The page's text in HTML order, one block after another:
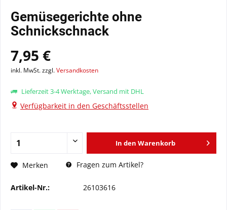
Gemüsegerichte ohne
Schnickschnack
7,95 €
inkl. MwSt. zzgl.Versandkosten
Lieferzeit 3-4 Werktage, Versand mit DHL
Verfügbarkeit in den Geschäftsstellen
In den Warenkorb
Merken Fragen zum Artikel?
Artikel-Nr.: 26103616